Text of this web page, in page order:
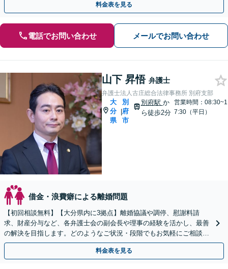
料金表を見る
電話でお問い合わせ メールでお問い合わせ
山下 昇悟 弁護士
弁護士法人古庄総合法律事務所 別府支部
大
分
県
|
別
府
市
別府駅 か
ら徒歩2分
営業時間：08:30~1
7:30（平日）
借金・浪費癖による離婚問題
【初回相談無料】【大分県内に3拠点】離婚協議や調停、慰謝料請
求、財産分与など、各弁護士会の副会長や理事の経験を活かし、最善
の解決を目指します。どのようなご状況・段階でもお気軽にご相談く
ださい【完全個室で対応】
料金表を見る